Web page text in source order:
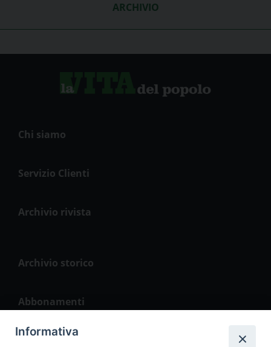
ARCHIVIO
Chi siamo
Servizio Clienti
Archivio rivista
Archivio storico
Abbonamenti
Informativa